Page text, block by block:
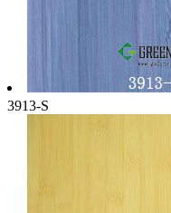
3913-S